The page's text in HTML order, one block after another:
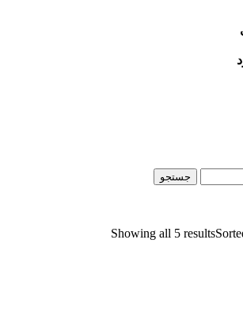
جستجو
Showing all 5 results